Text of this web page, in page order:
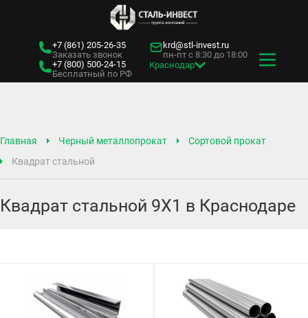
+7 (861) 205-26-35
Заказать звонок
+7 (800) 500-24-15
Бесплатный по РФ
krd@stl-invest.ru
пн-пт с 8:30 до 18:00
Краснодар
Главная Черный металлопрокат
Сортовой прокат
Квадрат стальной
Квадрат стальной 9Х1 в Краснодаре